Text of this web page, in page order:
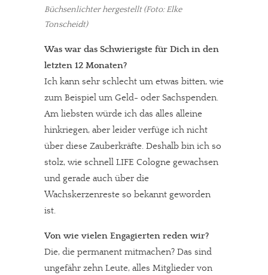
Büchsenlichter hergestellt (Foto: Elke
Tonscheidt)
Was war das Schwierigste für Dich in den
letzten 12 Monaten?
Ich kann sehr schlecht um etwas bitten, wie
zum Beispiel um Geld- oder Sachspenden.
Am liebsten würde ich das alles alleine
hinkriegen, aber leider verfüge ich nicht
über diese Zauberkräfte. Deshalb bin ich so
stolz, wie schnell LIFE Cologne gewachsen
und gerade auch über die
Wachskerzenreste so bekannt geworden
ist.
Von wie vielen Engagierten reden wir?
Die, die permanent mitmachen? Das sind
ungefähr zehn Leute, alles Mitglieder von